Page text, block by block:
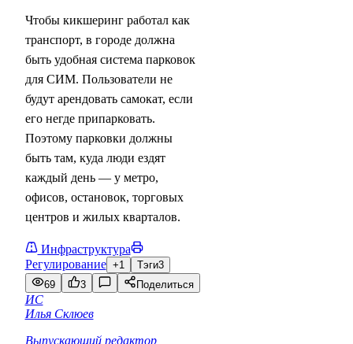
Чтобы кикшеринг работал как
транспорт, в городе должна
быть удобная система парковок
для СИМ. Пользователи не
будут арендовать самокат, если
его негде припарковать.
Поэтому парковки должны
быть там, куда люди ездят
каждый день — у метро,
офисов, остановок, торговых
центров и жилых кварталов.
Инфраструктура
Регулирование +1 Тэги3
69
3 Поделиться
ИС
Илья Склюев
Выпускающий редактор